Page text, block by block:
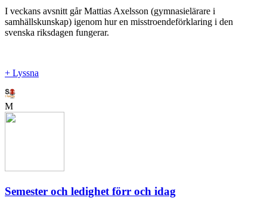
I veckans avsnitt går Mattias Axelsson (gymnasielärare i
samhällskunskap) igenom hur en misstroendeförklaring i den
svenska riksdagen fungerar.
+ Lyssna
M
Semester och ledighet förr och idag